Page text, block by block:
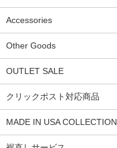
Accessories
Other Goods
OUTLET SALE
クリックポスト対応商品
MADE IN USA COLLECTION